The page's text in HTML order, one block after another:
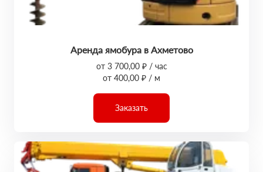
Аренда ямобура в Ахметово
от 3 700,00 ₽ / час
от 400,00 ₽ / м
Заказать